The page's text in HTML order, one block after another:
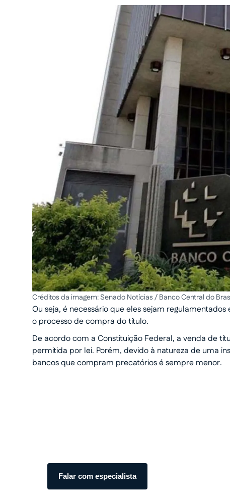
Créditos da imagem: Senado Notícias / Banco Central do
Ou seja, é necessário que eles sejam
o processo de compra do título.
De acordo com a Constituição Federal, a venda de
permitida por lei. Porém, devido à natureza de uma
bancos que compram precatórios é sempre menor.
Falar com especialista